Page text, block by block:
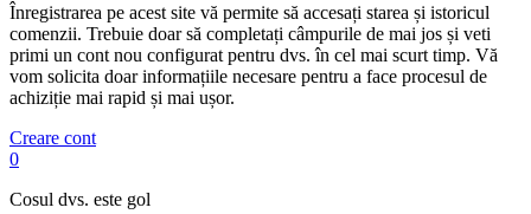
Înregistrarea pe acest site vă permite să accesați starea și istoricul
comenzii. Trebuie doar să completați câmpurile de mai jos și veti
primi un cont nou configurat pentru dvs. în cel mai scurt timp. Vă
vom solicita doar informațiile necesare pentru a face procesul de
achiziție mai rapid și mai ușor.
Creare cont
0
Cosul dvs. este gol